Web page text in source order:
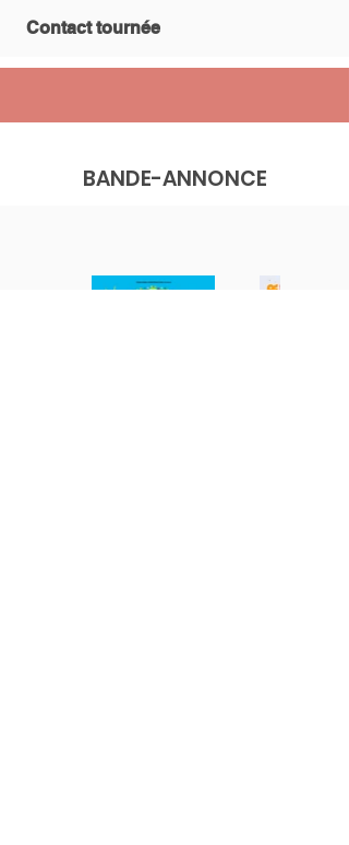
Contact tournée
BANDE-ANNONCE